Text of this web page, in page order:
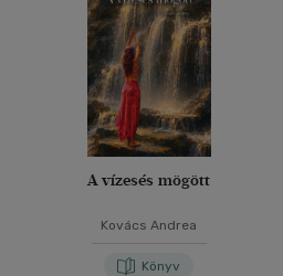
A vízesés mögött
Kovács Andrea
Könyv